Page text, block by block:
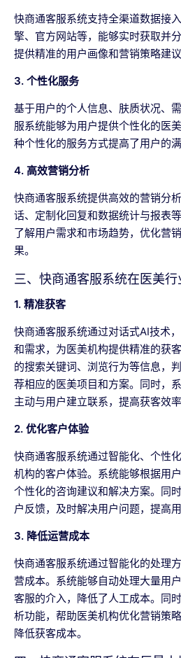
快商通客服系统支持全渠道数据接
擎、官方网站等，能够实时获取并
提供精准的用户画像和营销策略建议
3. 个性化服务
基于用户的个人信息、肤质状况、
服系统能够为用户提供个性化的医
种个性化的服务方式提高了用户的
4. 高效营销分析
快商通客服系统提供高效的营销分
话、定制化回复和数据统计与报表
了解用户需求和市场趋势，优化营
果。
三、快商通客服系统在医美行
1. 精准获客
快商通客服系统通过对话式AI技术
和需求，为医美机构提供精准的获
的搜索关键词、浏览行为等信息，
荐相应的医美项目和方案。同时，
主动与用户建立联系，提高获客效率
2. 优化客户体验
快商通客服系统通过智能化、个性
机构的客户体验。系统能够根据用
个性化的咨询建议和解决方案。同
户反馈，及时解决用户问题，提高
3. 降低运营成本
快商通客服系统通过智能化的处理
营成本。系统能够自动处理大量用
客服的介入，降低了人工成本。同
析功能，帮助医美机构优化营销策
降低获客成本。